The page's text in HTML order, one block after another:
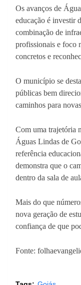
Os avanços de
educação é investir
combinação de
profissionais e foco
concretos e
O município se
públicas bem
caminhos para
Com uma trajetória
Águas Lindas de
referência
demonstra que o
dentro da sala de
Mais do que
nova geração de
confiança de que
Fonte: